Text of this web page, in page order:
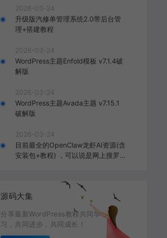
2026-03-24
升级版汽修单管理系统2.0带后台管
理+搭建教程
2026-03-24
WordPress主题Enfold模板 v7.1.4破
解版
2026-03-24
WordPress主题Avada主题 v7.15.1
破解版
2026-03-24
目前最全的OpenClaw龙虾AI资源(含
安装包+教程) ，可以说是网上搜罗的
源码大集
分享最新WordPress教程共同学
习，共同进步，共同成长！